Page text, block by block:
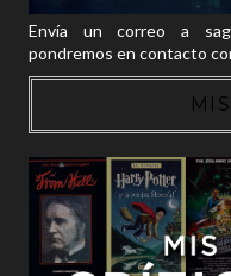
Envía un correo a
pondremos en contacto